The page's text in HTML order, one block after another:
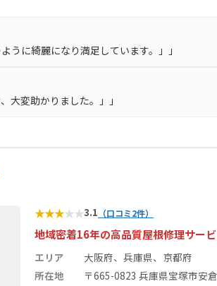
うに綺麗になり満足しています。」」
大変助かりました。」」
★★★★★3.1 （口コミ2件）
地域密着16年の高品質屋根修理サー
エリア
大阪府、兵庫県、京都府
所在地
〒665-0823 兵庫県宝塚市安